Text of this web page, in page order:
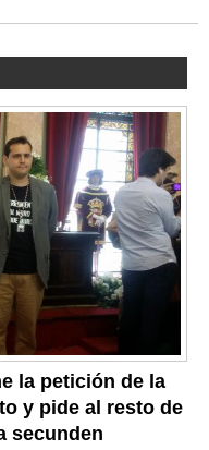
la petición de la
y pide al resto de
secunden